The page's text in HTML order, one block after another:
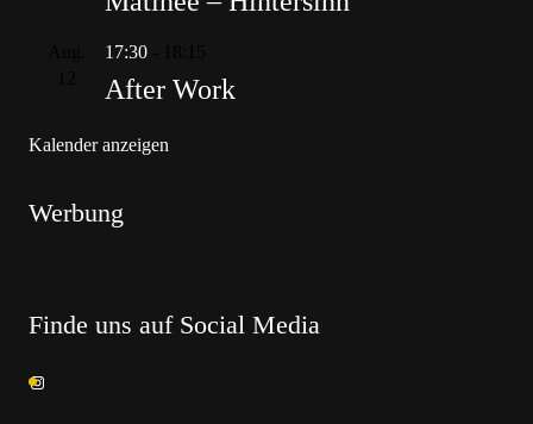
17:30
After Work
Kalender anzeigen
Werbung
Finde uns auf Social Media